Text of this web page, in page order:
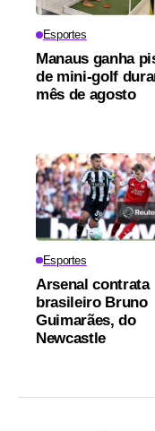
Esportes
Manaus ganha
de mini-golf
mês de agosto
Esportes
Arsenal contrata
brasileiro Bruno
Guimarães, do
Newcastle